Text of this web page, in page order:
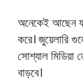
অনেকেই আছেন
করে। জুয়েলারি
সোশ্যাল
বাড়বে।